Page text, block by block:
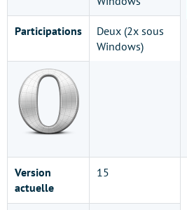
Participations
Deux (2x sous
Windows)
Version
actuelle
15